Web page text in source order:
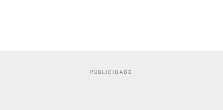
PUBLICIDADE